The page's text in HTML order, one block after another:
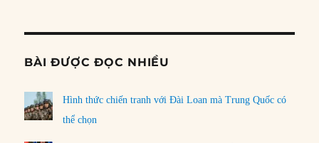
BÀI ĐƯỢC ĐỌC NHIỀU
Hình thức chiến tranh với Đài Loan mà Trung Quốc có
thể chọn